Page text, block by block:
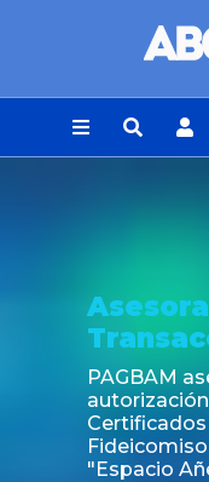
PAGBAM asesoró a
autorización para la
Certificados de
Fideicomiso
"Espacio Añelo"